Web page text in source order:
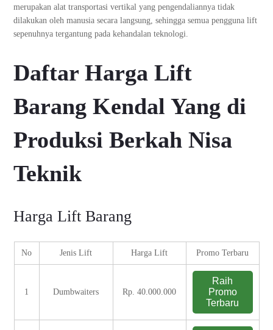
merupakan alat transportasi vertikal yang pengendaliannya tidak
dilakukan oleh manusia secara langsung, sehingga semua pengguna lift
sepenuhnya tergantung pada kehandalan teknologi.
Daftar Harga Lift
Barang Kendal Yang di
Produksi Berkah Nisa
Teknik
Harga Lift Barang
No Jenis Lift Harga Lift Promo Terbaru
1 Dumbwaiters Rp. 40.000.000
Raih
Promo
Terbaru